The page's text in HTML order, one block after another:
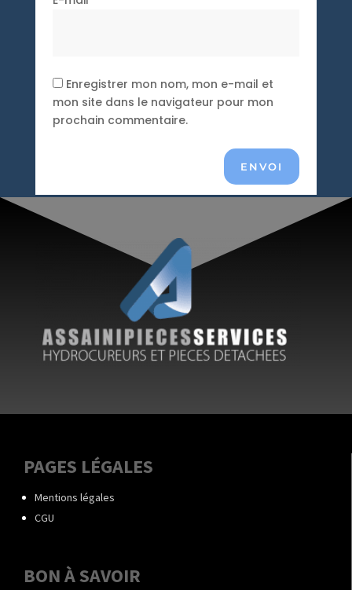
Enregistrer mon nom, mon e-mail et
mon site dans le navigateur pour mon
prochain commentaire.
ENVOI
PAGES LÉGALES
Mentions légales
CGU
BON À SAVOIR